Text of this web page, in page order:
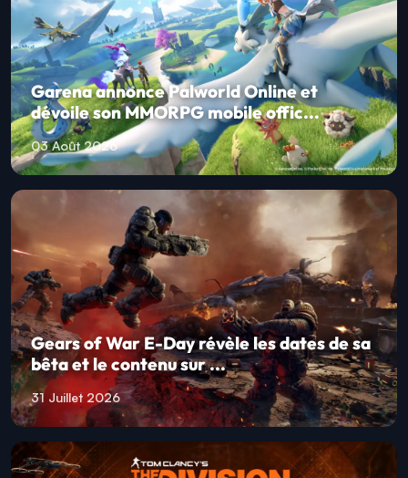
Garena annonce Palworld Online et
dévoile son MMORPG mobile offic...
03 Août 2026
Gears of War E-Day révèle les dates de sa
bêta et le contenu sur ...
31 Juillet 2026